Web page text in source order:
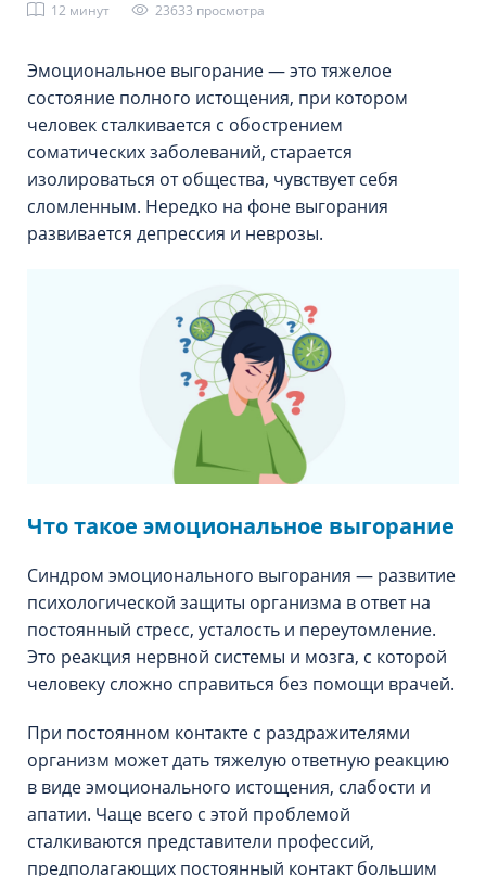
12 минут
23633 просмотрa
Эмоциональное выгорание — это тяжелое
состояние полного истощения, при котором
человек сталкивается с обострением
соматических заболеваний, старается
изолироваться от общества, чувствует себя
сломленным. Нередко на фоне выгорания
развивается депрессия и неврозы.
Что такое эмоциональное выгорание
Синдром эмоционального выгорания — развитие
психологической защиты организма в ответ на
постоянный стресс, усталость и переутомление.
Это реакция нервной системы и мозга, с которой
человеку сложно справиться без помощи врачей.
При постоянном контакте с раздражителями
организм может дать тяжелую ответную реакцию
в виде эмоционального истощения, слабости и
апатии. Чаще всего с этой проблемой
сталкиваются представители профессий,
предполагающих постоянный контакт большим